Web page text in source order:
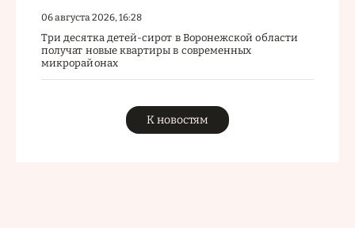
06 августа 2026, 16:28
Три десятка детей-сирот в Воронежской области
получат новые квартиры в современных
микрорайонах
К новостям